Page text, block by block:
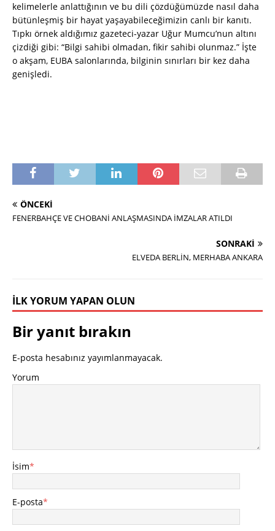
kelimelerle anlattığının ve bu dili çözdüğümüzde nasıl daha
bütünleşmiş bir hayat yaşayabileceğimizin canlı bir kanıtı.
Tıpkı örnek aldığımız gazeteci-yazar Uğur Mumcu’nun altını
çizdiği gibi: “Bilgi sahibi olmadan, fikir sahibi olunmaz.” İşte
o akşam, EUBA salonlarında, bilginin sınırları bir kez daha
genişledi.
ÖNCEKI
FENERBAHÇE VE CHOBANİ ANLAŞMASINDA İMZALAR ATILDI
SONRAKI
ELVEDA BERLİN, MERHABA ANKARA
İLK YORUM YAPAN OLUN
Bir yanıt bırakın
E-posta hesabınız yayımlanmayacak.
Yorum
İsim*
E-posta*